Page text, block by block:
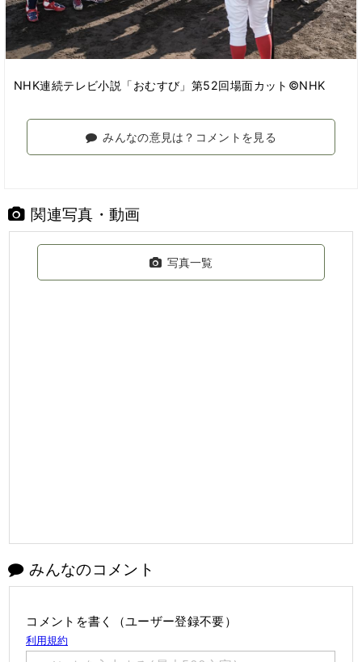
NHK連続テレビ小説「おむすび」第52回場面カット©NHK
みんなの意見は？コメントを見る
関連写真・動画
写真一覧
みんなのコメント
コメントを書く（ユーザー登録不要）